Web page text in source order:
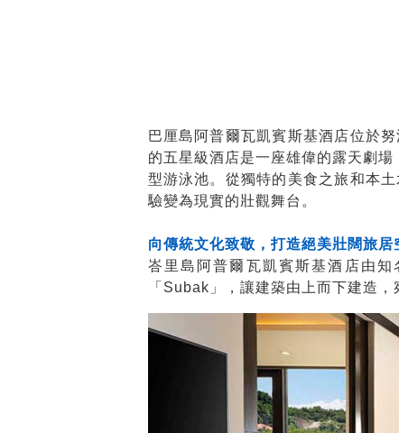
巴厘島阿普爾瓦凱賓斯基酒店位於
的五星級酒店是一座雄偉的露天劇
型游泳池。從獨特的美食之旅和本
驗變為現實的壯觀舞台。
向傳統文化致敬，打造絕美壯闊旅居
峇里島阿普爾瓦凱賓斯基酒店由
「Subak」，讓建築由上而下建造